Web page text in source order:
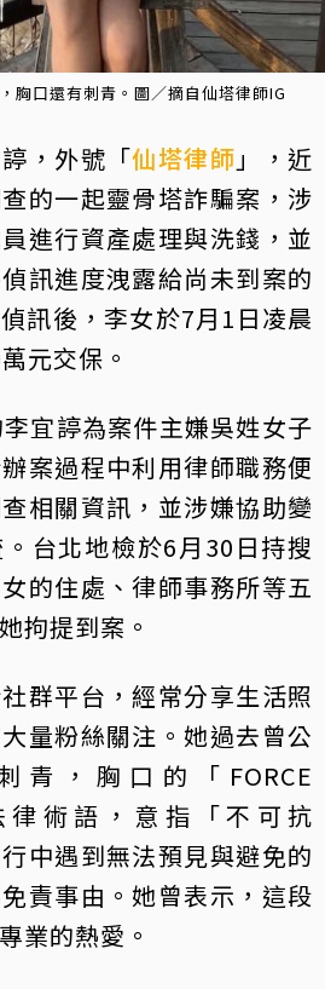
胸口還有刺青。圖／摘自仙塔律師IG
，外號「仙塔律師 」，近
的一起靈骨塔詐騙案，涉
進行資產處理與洗錢，並
訊進度洩露給尚未到案的
訊後，李女於7月1日凌晨
元交保。
宜諪為案件主嫌吳姓女子
案過程中利用律師職務便
相關資訊，並涉嫌協助變
台北地檢於6月30日持搜
的住處、律師事務所等五
拘提到案。
群平台，經常分享生活照
量粉絲關注。她過去曾公
青，胸口的「FORCE
律術語，意指「不可抗
中遇到無法預見與避免的
責事由。她曾表示，這段
業的熱愛。